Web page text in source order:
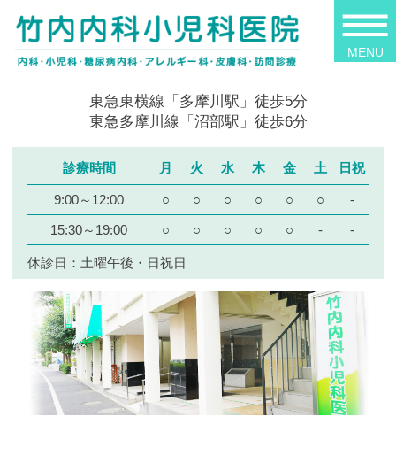
東急東横線「多摩川駅」徒歩5分
東急多摩川線「沼部駅」徒歩6分
診療時間 月 火 水 木 金 土 日祝
9:00～12:00 ○ ○ ○ ○ ○ ○
-
15:30～19:00
○ ○ ○ ○ ○ - -
休診日：土曜午後・日祝日